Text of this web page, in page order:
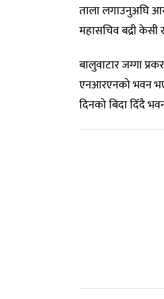
ताला लगाउनुअघि
महासचिव बद्री
बालुवाटार जग्गा
एनआरएनको भवन
दिनको बिदा दिँदै